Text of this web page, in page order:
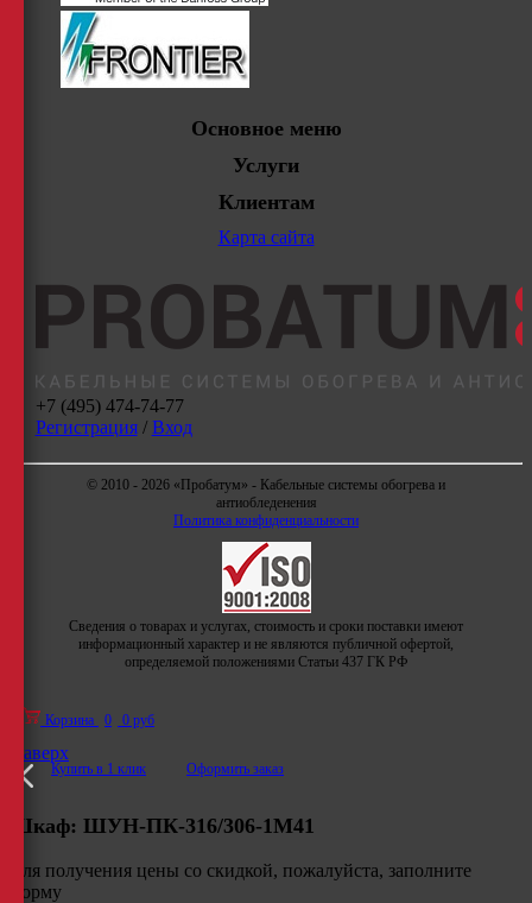
Основное меню
Услуги
Клиентам
Карта сайта
+7 (495) 474-74-77
Регистрация/ Вход
© 2010 - 2026 «Пробатум» - Кабельные системы обогрева и
антиобледенения
Политика конфиденциальности
Сведения о товарах и услугах, стоимость и сроки поставки имеют
информационный характер и не являются публичной офертой,
определяемой положениями Статьи 437 ГК РФ
Корзина 0 0 руб
Купить в 1 клик Оформить заказ
Наверх
Шкаф: ШУН-ПК-316/306-1М41
Для получения цены со скидкой, пожалуйста, заполните
форму